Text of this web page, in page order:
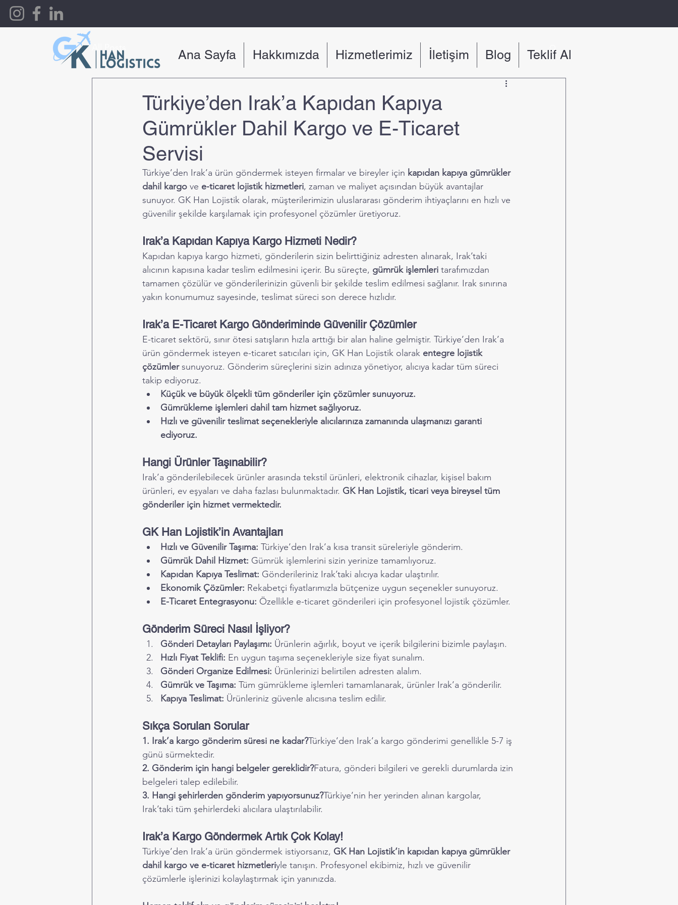
Ana Sayfa Hakkımızda Hizmetlerimiz İletişim Blog Teklif Al
All Posts
Türkiye’den Irak’a Kapıdan Kapıya
Gümrükler Dahil Kargo ve E-Ticaret
Servisi
Türkiye’den Irak’a ürün göndermek isteyen firmalar ve bireyler için kapıdan kapıya gümrükler
dahil kargo ve e-ticaret lojistik hizmetleri, zaman ve maliyet açısından büyük avantajlar
sunuyor. GK Han Lojistik olarak, müşterilerimizin uluslararası gönderim ihtiyaçlarını en hızlı ve
güvenilir şekilde karşılamak için profesyonel çözümler üretiyoruz.
Irak’a Kapıdan Kapıya Kargo Hizmeti Nedir?
Kapıdan kapıya kargo hizmeti, gönderilerin sizin belirttiğiniz adresten alınarak, Irak’taki
alıcının kapısına kadar teslim edilmesini içerir. Bu süreçte, gümrük işlemleri tarafımızdan
tamamen çözülür ve gönderilerinizin güvenli bir şekilde teslim edilmesi sağlanır. Irak sınırına
yakın konumumuz sayesinde, teslimat süreci son derece hızlıdır.
Irak’a E-Ticaret Kargo Gönderiminde Güvenilir Çözümler
E-ticaret sektörü, sınır ötesi satışların hızla arttığı bir alan haline gelmiştir. Türkiye’den Irak’a
ürün göndermek isteyen e-ticaret satıcıları için, GK Han Lojistik olarak entegre lojistik
çözümler sunuyoruz. Gönderim süreçlerini sizin adınıza yönetiyor, alıcıya kadar tüm süreci
takip ediyoruz.
Küçük ve büyük ölçekli tüm gönderiler için çözümler sunuyoruz.
Gümrükleme işlemleri dahil tam hizmet sağlıyoruz.
Hızlı ve güvenilir teslimat seçenekleriyle alıcılarınıza zamanında ulaşmanızı garanti
ediyoruz.
Hangi Ürünler Taşınabilir?
Irak’a gönderilebilecek ürünler arasında tekstil ürünleri, elektronik cihazlar, kişisel bakım
ürünleri, ev eşyaları ve daha fazlası bulunmaktadır. GK Han Lojistik, ticari veya bireysel tüm
gönderiler için hizmet vermektedir.
GK Han Lojistik’in Avantajları
Hızlı ve Güvenilir Taşıma: Türkiye’den Irak’a kısa transit süreleriyle gönderim.
Gümrük Dahil Hizmet: Gümrük işlemlerini sizin yerinize tamamlıyoruz.
Kapıdan Kapıya Teslimat: Gönderileriniz Irak’taki alıcıya kadar ulaştırılır.
Ekonomik Çözümler: Rekabetçi fiyatlarımızla bütçenize uygun seçenekler sunuyoruz.
E-Ticaret Entegrasyonu: Özellikle e-ticaret gönderileri için profesyonel lojistik çözümler.
Gönderim Süreci Nasıl İşliyor?
Gönderi Detayları Paylaşımı: Ürünlerin ağırlık, boyut ve içerik bilgilerini bizimle paylaşın.
Hızlı Fiyat Teklifi: En uygun taşıma seçenekleriyle size fiyat sunalım.
Gönderi Organize Edilmesi: Ürünlerinizi belirtilen adresten alalım.
Gümrük ve Taşıma: Tüm gümrükleme işlemleri tamamlanarak, ürünler Irak’a gönderilir.
Kapıya Teslimat: Ürünleriniz güvenle alıcısına teslim edilir.
Sıkça Sorulan Sorular
1. Irak’a kargo gönderim süresi ne kadar?Türkiye’den Irak’a kargo gönderimi genellikle 5-7 iş
günü sürmektedir.
2. Gönderim için hangi belgeler gereklidir?Fatura, gönderi bilgileri ve gerekli durumlarda izin
belgeleri talep edilebilir.
3. Hangi şehirlerden gönderim yapıyorsunuz?Türkiye’nin her yerinden alınan kargolar,
Irak’taki tüm şehirlerdeki alıcılara ulaştırılabilir.
Irak’a Kargo Göndermek Artık Çok Kolay!
Türkiye’den Irak’a ürün göndermek istiyorsanız, GK Han Lojistik’in kapıdan kapıya gümrükler
dahil kargo ve e-ticaret hizmetleriyle tanışın. Profesyonel ekibimiz, hızlı ve güvenilir
çözümlerle işlerinizi kolaylaştırmak için yanınızda.